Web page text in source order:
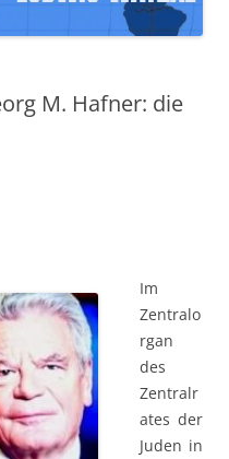
M. Hafner: die
Im
Zentralo
rgan
des
Zentralr
ates der
Juden in